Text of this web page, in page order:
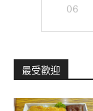
06
最受歡迎